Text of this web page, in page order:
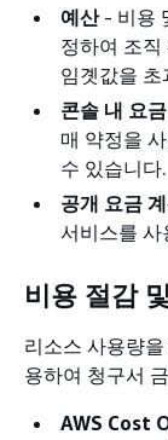
예산- 비용
정하여 조
임곗값을
콘솔 내 요
매 약정을
수 있습니다.
공개 요금
서비스를 사
비용 절감
리소스 사용량
용하여 청구서
AWS Cost